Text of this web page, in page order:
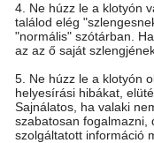
4. Ne húzz le a klotyón
találod elég
"normális" szótárban.
az az ő saját
5. Ne húzz le a klotyón
helyesírási hibákat,
Sajnálatos, ha valaki
szabatosan fogalmazni,
szolgáltatott információ